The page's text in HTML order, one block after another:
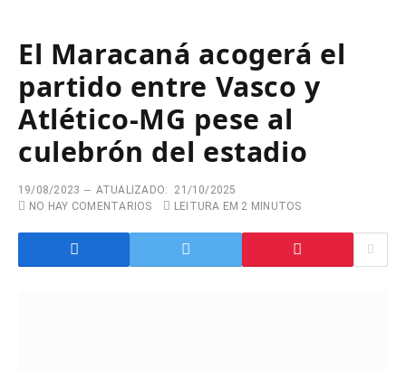
El Maracaná acogerá el
partido entre Vasco y
Atlético-MG pese al
culebrón del estadio
19/08/2023 ATUALIZADO:
21/10/2025
NO HAY COMENTARIOS
LEITURA EM 2 MINUTOS